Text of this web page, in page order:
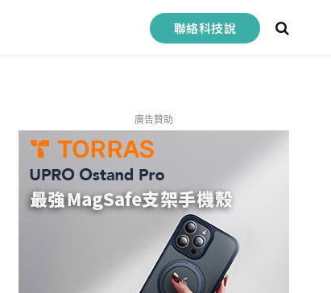
聯絡科技說
廣告贊助